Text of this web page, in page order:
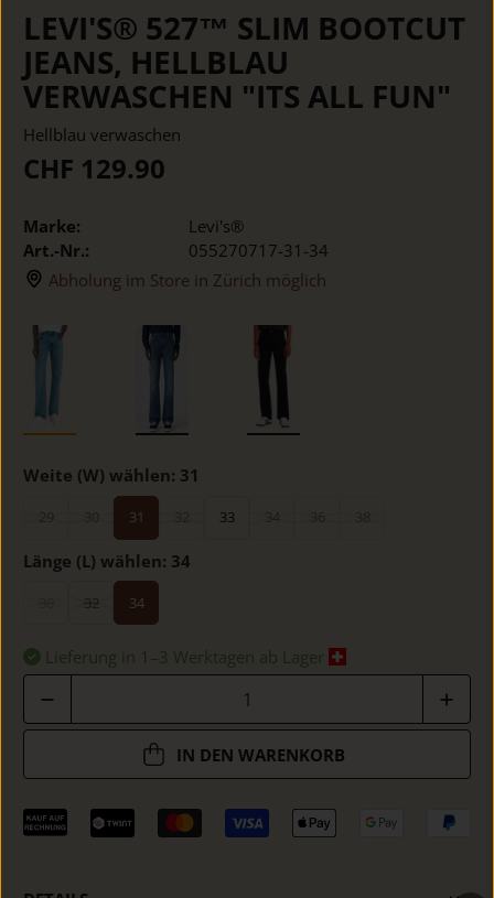
LEVI'S® 527™ SLIM BOOTCUT
JEANS, HELLBLAU
VERWASCHEN "ITS ALL FUN"
Hellblau verwaschen
CHF 129.90
Marke:
Levi's®
Art.-Nr.:
055270717-31-34
Abholung im Store in Zürich möglich
Weite (W) wählen: 31
31 33
Länge (L) wählen: 34
32 34
Lieferung in 1–3 Werktagen ab Lager
IN DEN WARENKORB